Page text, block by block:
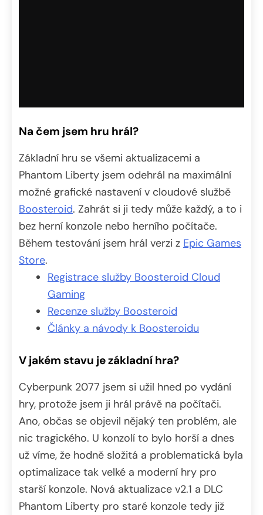
Na čem jsem hru hrál?
Základní hru se všemi aktualizacemi a
Phantom Liberty jsem odehrál na maximální
možné grafické nastavení v cloudové službě
Boosteroid. Zahrát si ji tedy může každý, a to i
bez herní konzole nebo herního počítače.
Během testování jsem hrál verzi z Epic Games
Store.
Registrace služby Boosteroid Cloud
Gaming
Recenze služby Boosteroid
Články a návody k Boosteroidu
V jakém stavu je základní hra?
Cyberpunk 2077 jsem si užil hned po vydání
hry, protože jsem ji hrál právě na počítači.
Ano, občas se objevil nějaký ten problém, ale
nic tragického. U konzolí to bylo horší a dnes
už víme, že hodně složitá a problematická byla
optimalizace tak velké a moderní hry pro
starší konzole. Nová aktualizace v2.1 a DLC
Phantom Liberty pro staré konzole tedy již